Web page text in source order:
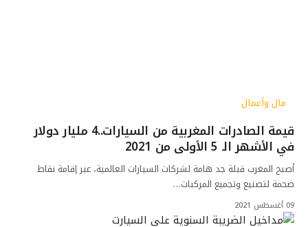
مال وأعمال
قيمة الصادرات المغربية من السيارات..4 مليار دولار
في الأشهر الـ 5 الأولى من 2021
أصبح المغرب قبلة جد هامة لشركات السيارات العالمية، عبر إقامة نقاط
ضحمة لتصنيع وتجميع المركبات…
09 أغسطس 2021